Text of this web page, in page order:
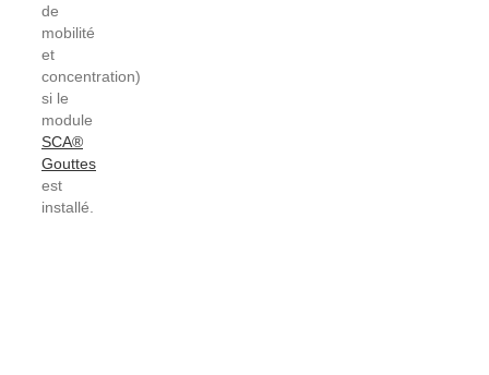
de
mobilité
et
concentration)
si le
module
SCA®
Gouttes
est
installé.